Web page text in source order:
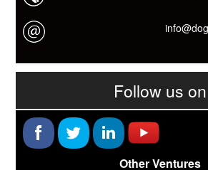
Follow us on
Other Ventures